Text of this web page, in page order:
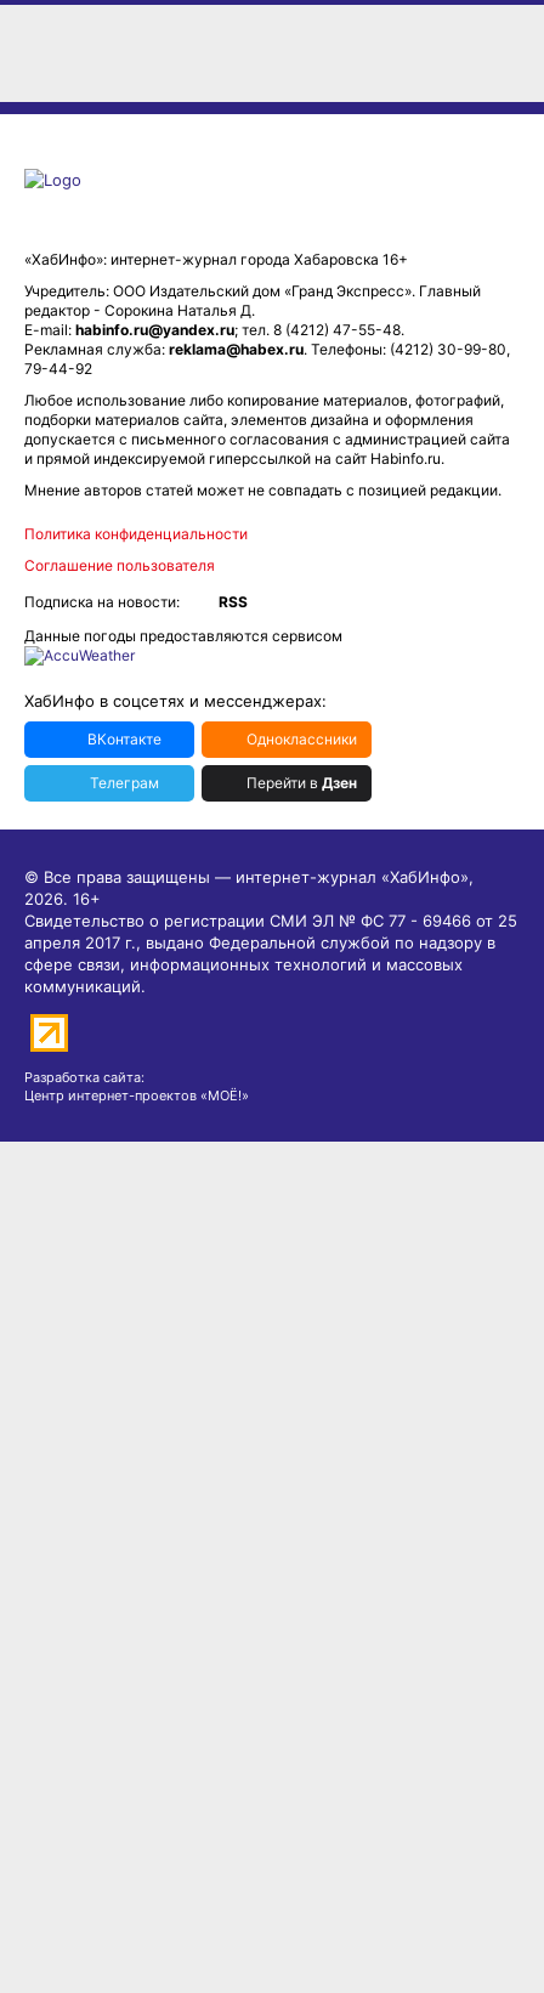
«ХабИнфо»: интернет-журнал города Хабаровска 16+
Учредитель: ООО Издательский дом «Гранд Экспресс». Главный
редактор - Сорокина Наталья Д.
E-mail: habinfo.ru@yandex.ru; тел. 8 (4212) 47-55-48.
Рекламная служба: reklama@habex.ru. Телефоны: (4212) 30-99-80,
79-44-92
Любое использование либо копирование материалов, фотографий,
подборки материалов сайта, элементов дизайна и оформления
допускается с письменного согласования с администрацией сайта
и прямой индексируемой гиперссылкой на сайт Habinfo.ru.
Мнение авторов статей может не совпадать с позицией редакции.
Политика конфиденциальности
Соглашение пользователя
Подписка на новости:
RSS
Данные погоды предоставляются сервисом
ХабИнфо в соцсетях и мессенджерах:
ВКонтакте Одноклассники
Телеграм Перейти в Дзен
© Все права защищены — интернет-журнал «ХабИнфо»,
2026. 16+
Свидетельство о регистрации СМИ ЭЛ № ФС 77 - 69466 от 25
апреля 2017 г., выдано Федеральной службой по надзору в
сфере связи, информационных технологий и массовых
коммуникаций.
Разработка сайта:
Центр интернет-проектов «МОЁ!»